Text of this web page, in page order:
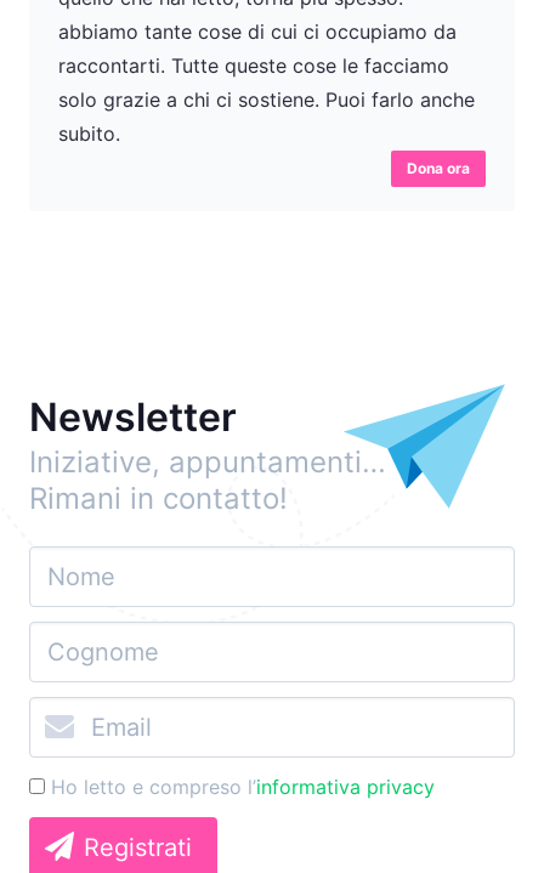
abbiamo tante cose di cui ci occupiamo da
raccontarti. Tutte queste cose le facciamo
solo grazie a chi ci sostiene. Puoi farlo anche
subito.
Dona ora
Newsletter
Iniziative, appuntamenti…
Rimani in contatto!
Ho letto e compreso l’informativa privacy
Registrati